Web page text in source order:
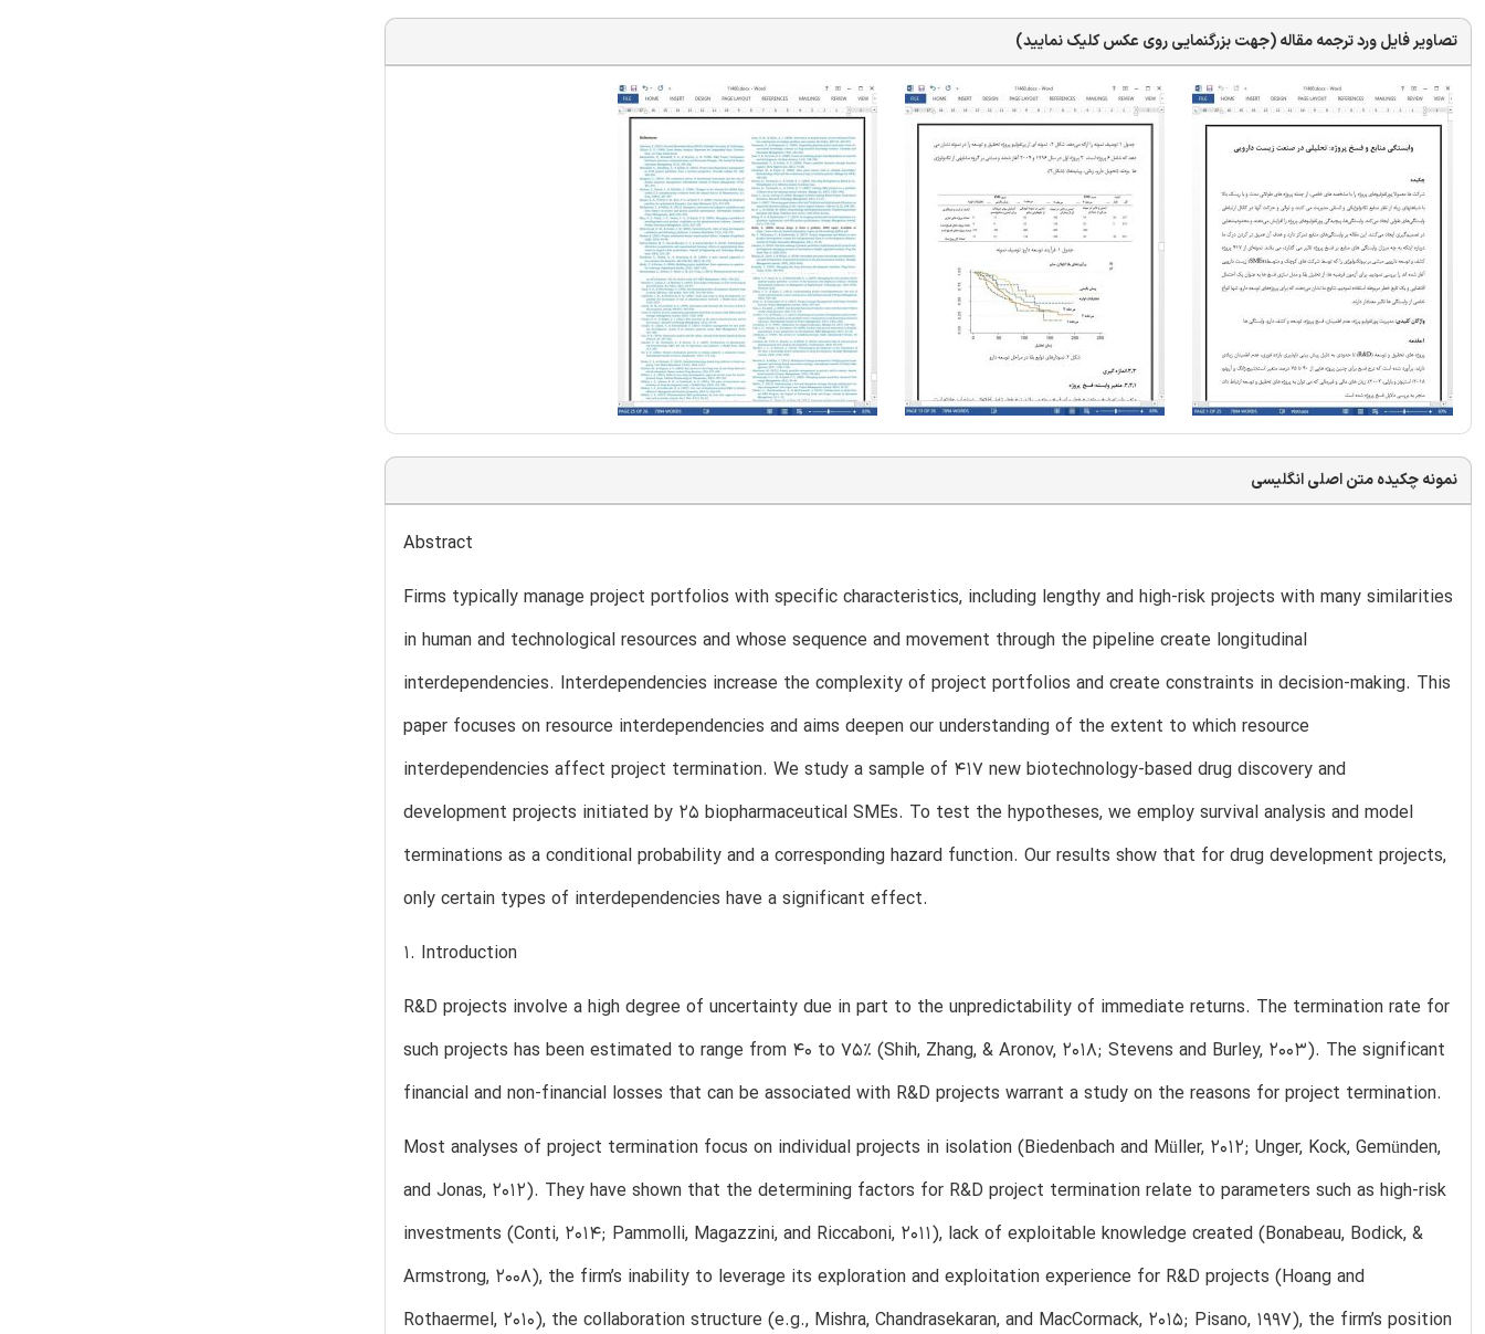
تصاویر فایل ورد ترجمه مقاله (جهت بزرگنمایی روی عکس کلیک نمایید)
نمونه چکیده متن اصلی انگلیسی
Abstract
Firms typically manage project portfolios with specific characteristics, including lengthy and high-risk projects with many similarities
in human and technological resources and whose sequence and movement through the pipeline create longitudinal
interdependencies. Interdependencies increase the complexity of project portfolios and create constraints in decision-making. This
paper focuses on resource interdependencies and aims deepen our understanding of the extent to which resource
interdependencies affect project termination. We study a sample of 417 new biotechnology-based drug discovery and
development projects initiated by 25 biopharmaceutical SMEs. To test the hypotheses, we employ survival analysis and model
terminations as a conditional probability and a corresponding hazard function. Our results show that for drug development projects,
only certain types of interdependencies have a significant effect.
1. Introduction
R&D projects involve a high degree of uncertainty due in part to the unpredictability of immediate returns. The termination rate for
such projects has been estimated to range from 40 to 75% (Shih, Zhang, & Aronov, 2018; Stevens and Burley, 2003). The significant
financial and non-financial losses that can be associated with R&D projects warrant a study on the reasons for project termination.
Most analyses of project termination focus on individual projects in isolation (Biedenbach and Müller, 2012; Unger, Kock, Gemünden,
and Jonas, 2012). They have shown that the determining factors for R&D project termination relate to parameters such as high-risk
investments (Conti, 2014; Pammolli, Magazzini, and Riccaboni, 2011), lack of exploitable knowledge created (Bonabeau, Bodick, &
Armstrong, 2008), the firm’s inability to leverage its exploration and exploitation experience for R&D projects (Hoang and
Rothaermel, 2010), the collaboration structure (e.g., Mishra, Chandrasekaran, and MacCormack, 2015; Pisano, 1997), the firm’s position